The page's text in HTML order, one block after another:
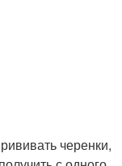
черенки,